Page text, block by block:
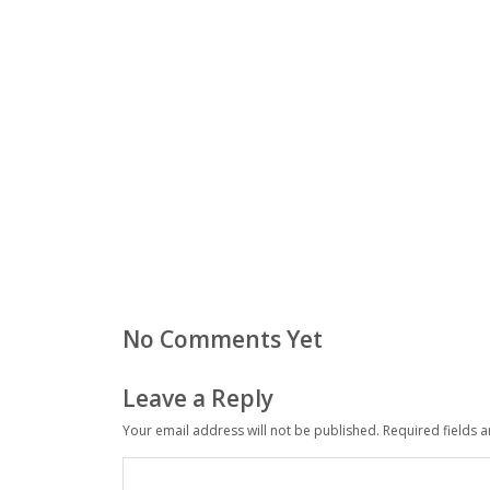
No Comments Yet
Leave a Reply
Your email address will not be published. Required fields